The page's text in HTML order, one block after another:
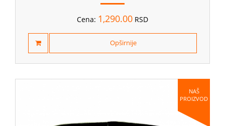
Cena: 1,290.00 RSD
Opširnije
NAŠ
PROIZVOD